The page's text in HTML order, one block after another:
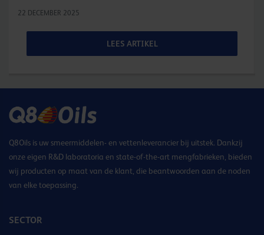
22 DECEMBER 2025
LEES ARTIKEL
Q8Oils is uw smeermiddelen- en vettenleverancier bij uitstek. Dankzij
onze eigen R&D laboratoria en state-of-the-art mengfabrieken, bieden
wij producten op maat van de klant, die beantwoorden aan de noden
van elke toepassing.
SECTOR